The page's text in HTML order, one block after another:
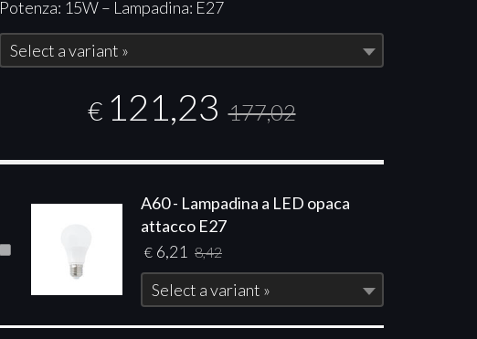
Potenza: 15W – Lampadina: E27
Select a variant »
€ 121,23 177,02
A60 - Lampadina a LED opaca
attacco E27
€ 6,21 8,42
Select a variant »